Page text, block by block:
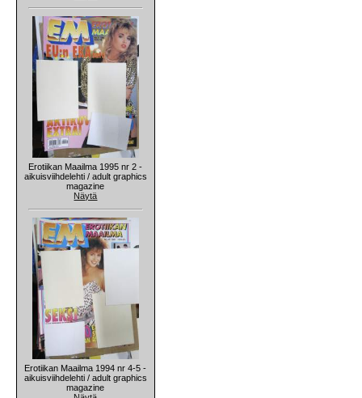
Erotiikan Maailma 1995 nr 2 -
aikuisviihdelehti / adult graphics
magazine
Näytä
Erotiikan Maailma 1994 nr 4-5 -
aikuisviihdelehti / adult graphics
magazine